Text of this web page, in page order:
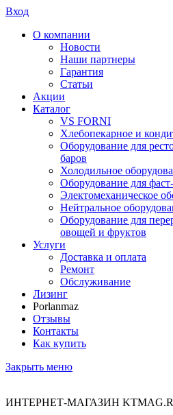
Вход
О компании
Новости
Наши партнеры
Гарантия
Статьи
Акции
Каталог
VS FORNI
Хлебопекарное и
Оборудование для
баров
Холодильное
Оборудование для
Электомеханическое
Нейтральное
Оборудование для
овощей и фруктов
Услуги
Доставка и оплата
Ремонт
Обслуживание
Лизинг
Porlanmaz
Отзывы
Контакты
Как купить
Закрыть меню
ИНТЕРНЕТ-МАГАЗИН